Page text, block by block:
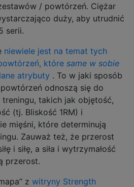
/ powtórzeń. Ciężar
duży, aby utrudnić
serii.
niewiele jest na temat tych
które same w sobie
atrybuty . To w jaki sposób
odnoszą się do
treningu, takich jak objętość,
(tj. Bliskość 1RM) i
mięśni, które determinują
Zauważ też, że przerost
i siłę, a siła i wytrzymałość
przerost.
z witryny Strength